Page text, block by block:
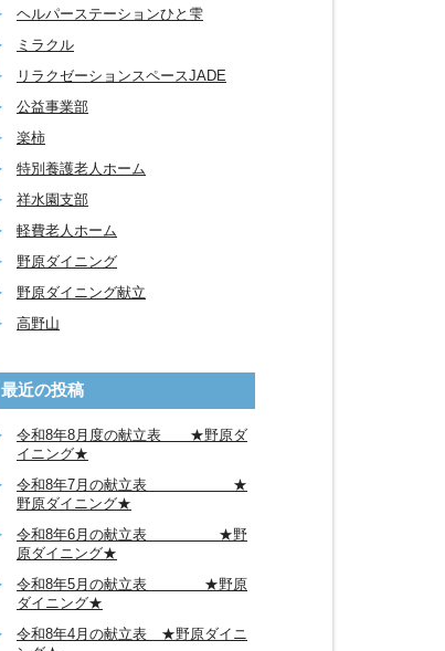
ヘルパーステーションひと雫
ミラクル
リラクゼーションスペースJADE
公益事業部
楽柿
特別養護老人ホーム
祥水園支部
軽費老人ホーム
野原ダイニング
野原ダイニング献立
高野山
最近の投稿
令和8年8月度の献立表 ★野原ダ
イニング★
令和8年7月の献立表 ★
野原ダイニング★
令和8年6月の献立表 ★野
原ダイニング★
令和8年5月の献立表 ★野原
ダイニング★
令和8年4月の献立表 ★野原ダイニ